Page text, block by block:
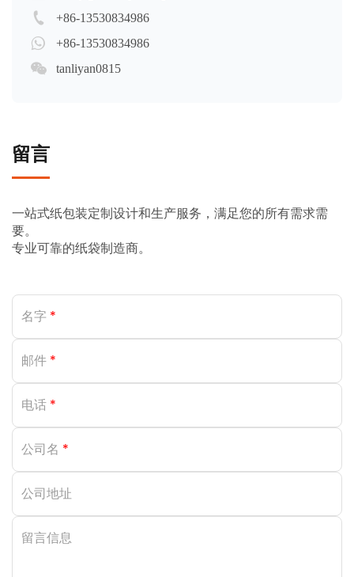
+86-13530834986
+86-13530834986
tanliyan0815
留言
一站式纸包装定制设计和生产服务，满足您的所有需求需
要。
专业可靠的纸袋制造商。
名字 *
邮件 *
电话 *
公司名 *
公司地址
留言信息